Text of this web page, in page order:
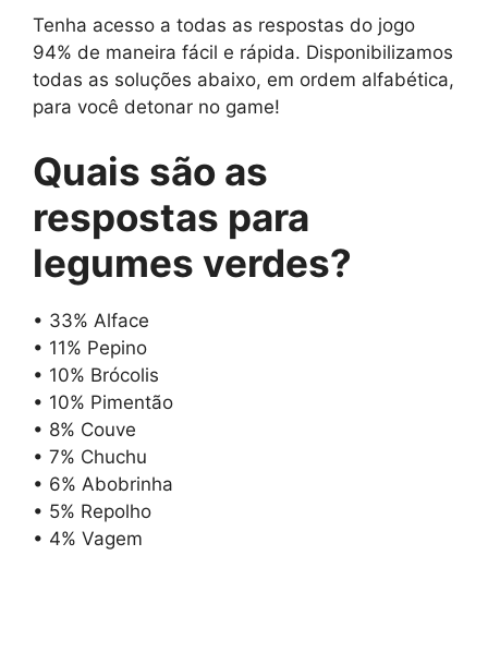
Tenha acesso a todas as respostas do jogo
94% de maneira fácil e rápida. Disponibilizamos
todas as soluções abaixo, em ordem alfabética,
para você detonar no game!
Quais são as
respostas para
legumes verdes?
• 33% Alface
• 11% Pepino
• 10% Brócolis
• 10% Pimentão
• 8% Couve
• 7% Chuchu
• 6% Abobrinha
• 5% Repolho
• 4% Vagem